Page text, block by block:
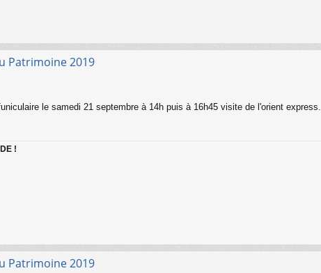
Patrimoine 2019
le samedi 21 septembre à 14h puis à 16h45 visite de l'orient express.
!
Patrimoine 2019